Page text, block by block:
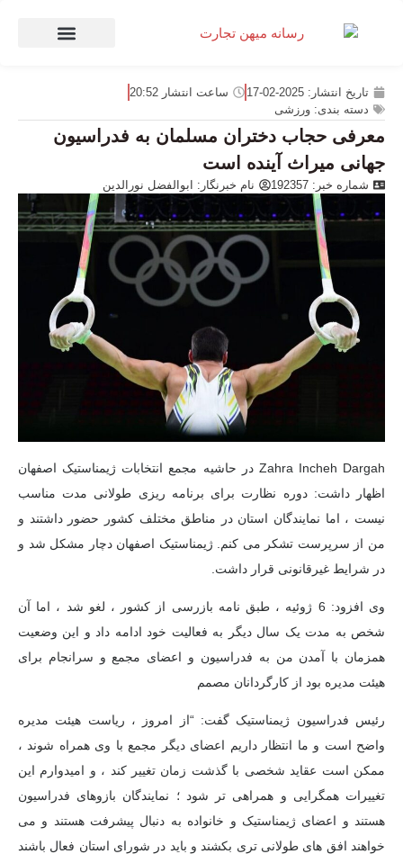
تاریخ انتشار: 2025-02-17 ساعت انتشار 20:52
دسته بندی: ورزشی
معرفی حجاب دختران مسلمان به فدراسیون
جهانی میراث آینده است
شماره خبر: 192357 نام خبرنگار: ابوالفضل نورالدین
Zahra Incheh Dargah در حاشیه مجمع انتخابات ژیمناستیک اصفهان
اظهار داشت: دوره نظارت برای برنامه ریزی طولانی مدت مناسب
نیست ، اما نمایندگان استان در مناطق مختلف کشور حضور داشتند و
من از سرپرست تشکر می کنم. ژیمناستیک اصفهان دچار مشکل شد و
در شرایط غیرقانونی قرار داشت.
وی افزود: 6 ژوئیه ، طبق نامه بازرسی از کشور ، لغو شد ، اما آن
شخص به مدت یک سال دیگر به فعالیت خود ادامه داد و این وضعیت
همزمان با آمدن من به فدراسیون و اعضای مجمع و سرانجام برای
هیئت مدیره بود از کارگردانان مصمم
رئیس فدراسیون ژیمناستیک گفت: “از امروز ، ریاست هیئت مدیره
واضح است و ما انتظار داریم اعضای دیگر مجمع با وی همراه شوند ،
ممکن است عقاید شخصی با گذشت زمان تغییر کند ، و امیدوارم این
تغییرات همگرایی و همراهی تر شود ؛ نمایندگان بازوهای فدراسیون
هستند و اعضای ژیمناستیک و خانواده به دنبال پیشرفت هستند و می
خواهند افق های طولانی تری بکشند و باید در شورای استان فعال باشند